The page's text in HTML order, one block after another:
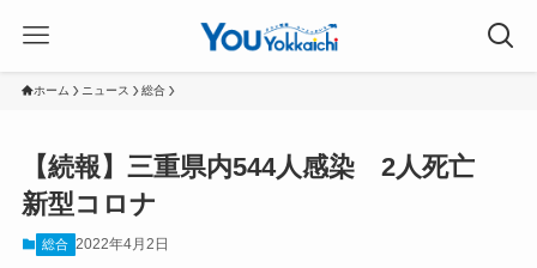
ホーム ニュース 総合
【続報】三重県内544人感染 2人死亡
新型コロナ
総合 2022年4月2日